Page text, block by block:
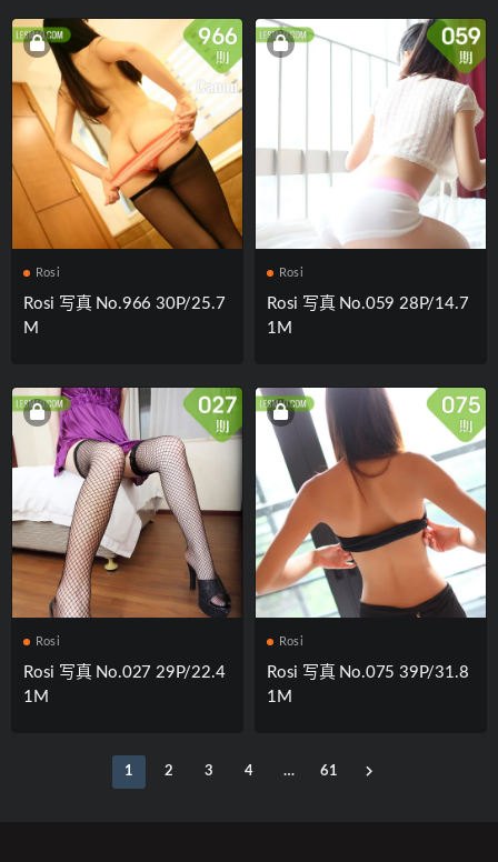
Rosi
Rosi 写真 No.966 30P/25.7
M
Rosi
Rosi 写真 No.059 28P/14.7
1M
Rosi
Rosi 写真 No.027 29P/22.4
1M
Rosi
Rosi 写真 No.075 39P/31.8
1M
1 2 3 4 … 61